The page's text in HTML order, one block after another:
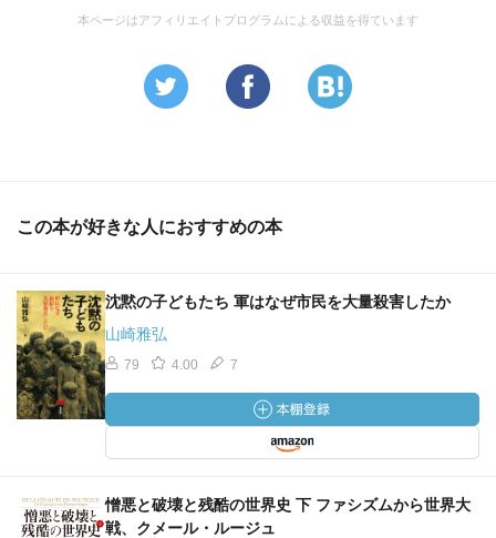
本ページはアフィリエイトプログラムによる収益を得ています
この本が好きな人におすすめの本
沈黙の子どもたち 軍はなぜ市民を大量殺害したか
山崎雅弘
79 4.00 7
憎悪と破壊と残酷の世界史 下 ファシズムから世界大
戦、クメール・ルージュ